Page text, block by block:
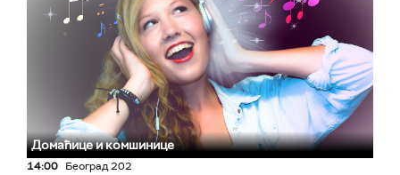
Домаћице и комшинице
14:00 Београд 202